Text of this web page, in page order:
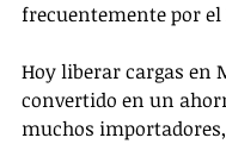
frecuentemente por el
Hoy liberar cargas en
convertido en un
muchos